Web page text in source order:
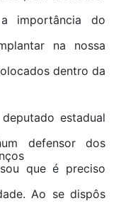
importância do
na nossa
dentro da
estadual
defensor dos
que é preciso
Ao se dispôs